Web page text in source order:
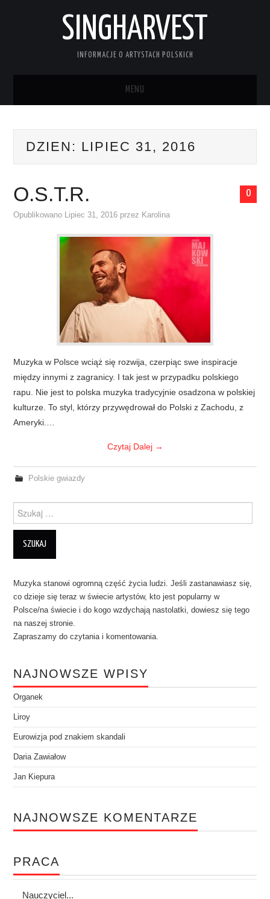
SINGHARVEST
INFORMACJE O ARTYSTACH POLSKICH
MENU
KONTAKT
DZIEN: LIPIEC 31, 2016
0
O.S.T.R.
Opublikowano Lipiec 31, 2016 przez Karolina
Muzyka w Polsce wciąż się rozwija, czerpiąc swe inspiracje
między innymi z zagranicy. I tak jest w przypadku polskiego
rapu. Nie jest to polska muzyka tradycyjnie osadzona w polskiej
kulturze. To styl, którzy przywędrował do Polski z Zachodu, z
Ameryki.…
Czytaj Dalej →
Polskie gwiazdy
Szukanie dla:
Muzyka stanowi ogromną część życia ludzi. Jeśli zastanawiasz się,
co dzieje się teraz w świecie artystów, kto jest popularny w
Polsce/na świecie i do kogo wzdychają nastolatki, dowiesz się tego
na naszej stronie.
Zapraszamy do czytania i komentowania.
NAJNOWSZE WPISY
Organek
Liroy
Eurowizja pod znakiem skandali
Daria Zawiałow
Jan Kiepura
NAJNOWSZE KOMENTARZE
PRACA
Nauczyciel...